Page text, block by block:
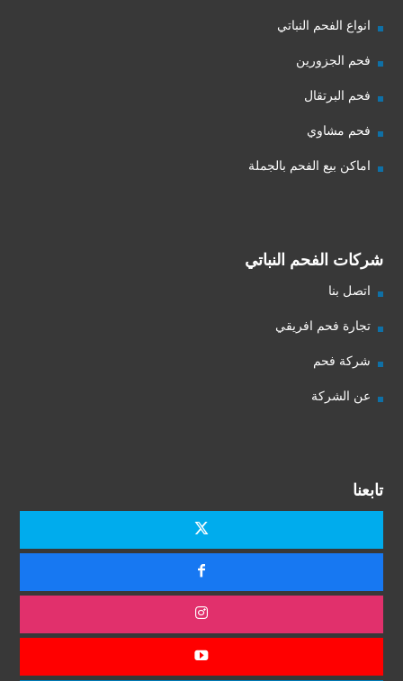
انواع الفحم النباتي
فحم الجزورين
فحم البرتقال
فحم مشاوي
اماكن بيع الفحم بالجملة
شركات الفحم النباتي
اتصل بنا
تجارة فحم افريقي
شركة فحم
عن الشركة
تابعنا